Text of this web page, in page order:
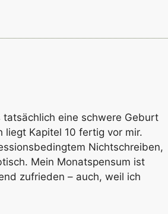
eine schwere Geburt
liegt Kapitel 10 fertig vor mir.
Nichtschreiben,
Mein Monatspensum ist
zufrieden – auch, weil ich